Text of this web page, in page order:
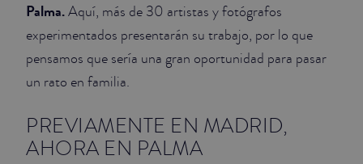
Palma.Aquí, más de 30 artistas y fotógrafos
experimentados presentarán su trabajo, por lo que
pensamos que sería una gran oportunidad para pasar
un rato en familia.
PREVIAMENTE EN MADRID,
AHORA EN PALMA
DOBLE INN CATEDRAL
SUPERIOR
SUITE